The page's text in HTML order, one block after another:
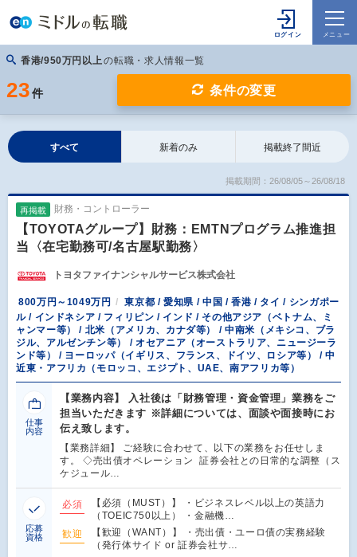
香港/950万円以上の転職・求人情報一覧
23 件 条件の変更
すべて 新着のみ 掲載終了間近
掲載期間：26/08/05～26/08/18
再掲載 財務・コントローラー
【TOYOTAグループ】財務：EMTNプログラム推進担
当〈在宅勤務可/名古屋駅勤務〉
トヨタファイナンシャルサービス株式会社
800万円～1049万円
東京都 / 愛知県 / 中国 / 香港 / タイ / シンガポー
ル / インドネシア / フィリピン / インド / その他アジア（ベトナム、ミ
ャンマー等） / 北米（アメリカ、カナダ等） / 中南米（メキシコ、ブラ
ジル、アルゼンチン等） / オセアニア（オーストラリア、ニュージーラ
ンド等） / ヨーロッパ（イギリス、フランス、ドイツ、ロシア等） / 中
近東・アフリカ（モロッコ、エジプト、UAE、南アフリカ等）
仕事
内容
【業務内容】 入社後は「財務管理・資金管理」業務をご
担当いただきます ※詳細については、面談や面接時にお
伝え致します。
【業務詳細】 ご経験に合わせて、以下の業務をお任せしま
す。 ◇売出債オペレーション 証券会社との日常的な調整（ス
ケジュール…
応募
資格
必須
【必須（MUST）】 ・ビジネスレベル以上の英語力
（TOEIC750以上） ・金融機…
歓迎
【歓迎（WANT）】 ・売出債・ユーロ債の実務経験
（発行体サイド or 証券会社サ…